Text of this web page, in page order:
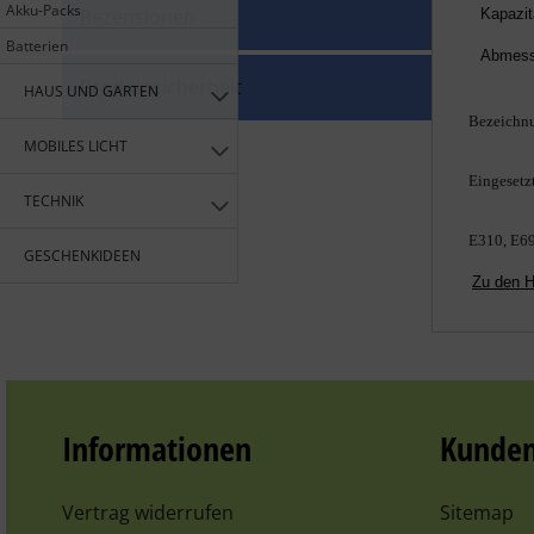
Akku-Packs
Batterien
HAUS UND GARTEN
MOBILES LICHT
TECHNIK
GESCHENKIDEEN
Produktsicherheit
E310,
Zu den
Informationen
Vertrag widerrufen Sitemap